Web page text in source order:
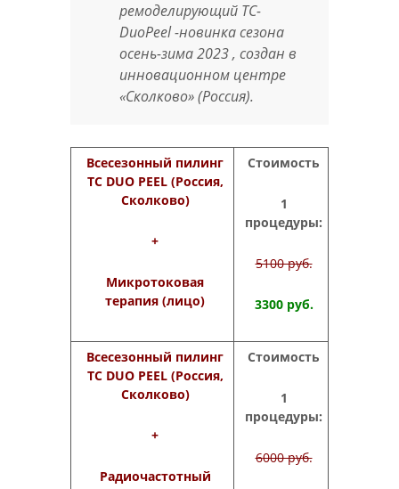
ремоделирующий ТС-
DuoPeel -новинка сезона
осень-зима 2023 , создан в
инновационном центре
«Сколково» (Россия).
Всесезонный пилинг
ТС DUO PEEL(Россия,
Сколково)
+
Микротоковая
терапия (лицо)
Стоимость
1
процедуры:
5100 руб.
3300 руб.
Всесезонный пилинг
ТС DUO PEEL(Россия,
Сколково)
+
Радиочастотный
Стоимость
1
процедуры:
6000 руб.